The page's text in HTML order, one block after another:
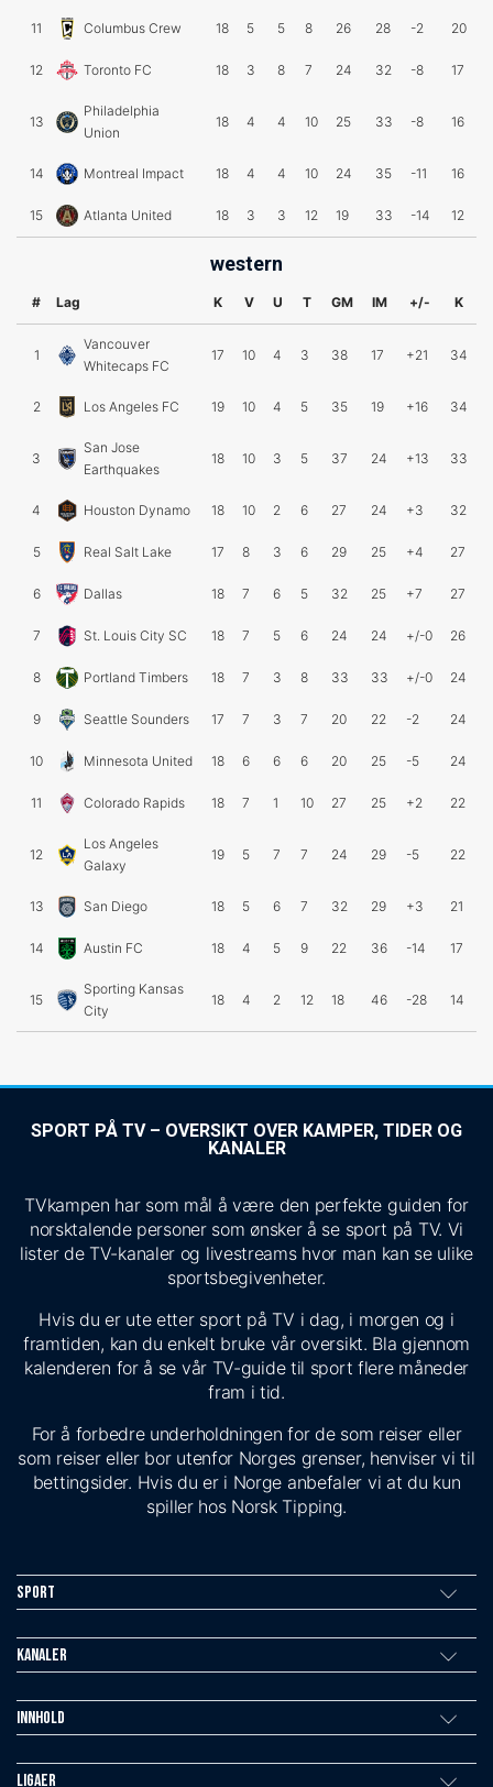
11 Columbus Crew 18 5 5 8 26 28 -2 20
12 Toronto FC 18 3 8 7 24 32 -8 17
13
Philadelphia
Union
18 4 4 10 25 33 -8 16
14 Montreal Impact 18 4 4 10 24 35 -11 16
15 Atlanta United 18 3 3 12 19 33 -14 12
western
# Lag K V U T GM IM +/- K
1
Vancouver
Whitecaps FC
17 10 4 3 38 17 +21 34
2 Los Angeles FC 19 10 4 5 35 19 +16 34
3
San Jose
Earthquakes
18 10 3 5 37 24 +13 33
4 Houston Dynamo 18 10 2 6 27 24 +3 32
5 Real Salt Lake 17 8 3 6 29 25 +4 27
6 Dallas 18 7 6 5 32 25 +7 27
7 St. Louis City SC 18 7 5 6 24 24 +/-0 26
8 Portland Timbers 18 7 3 8 33 33 +/-0 24
9 Seattle Sounders 17 7 3 7 20 22 -2 24
10 Minnesota United 18 6 6 6 20 25 -5 24
11 Colorado Rapids 18 7 1 10 27 25 +2 22
12
Los Angeles
Galaxy
19 5 7 7 24 29 -5 22
13 San Diego 18 5 6 7 32 29 +3 21
14 Austin FC 18 4 5 9 22 36 -14 17
15
Sporting Kansas
City
18 4 2 12 18 46 -28 14
SPORT PÅ TV – OVERSIKT OVER KAMPER, TIDER OG
KANALER
TVkampen har som mål å være den perfekte guiden for
norsktalende personer som ønsker å se sport på TV. Vi
lister de TV-kanaler og livestreams hvor man kan se ulike
sportsbegivenheter.
Hvis du er ute etter sport på TV i dag, i morgen og i
framtiden, kan du enkelt bruke vår oversikt. Bla gjennom
kalenderen for å se vår TV-guide til sport flere måneder
fram i tid.
For å forbedre underholdningen for de som reiser eller
som reiser eller bor utenfor Norges grenser, henviser vi til
bettingsider. Hvis du er i Norge anbefaler vi at du kun
spiller hos Norsk Tipping.
Sport
Kanaler
Innhold
Ligaer